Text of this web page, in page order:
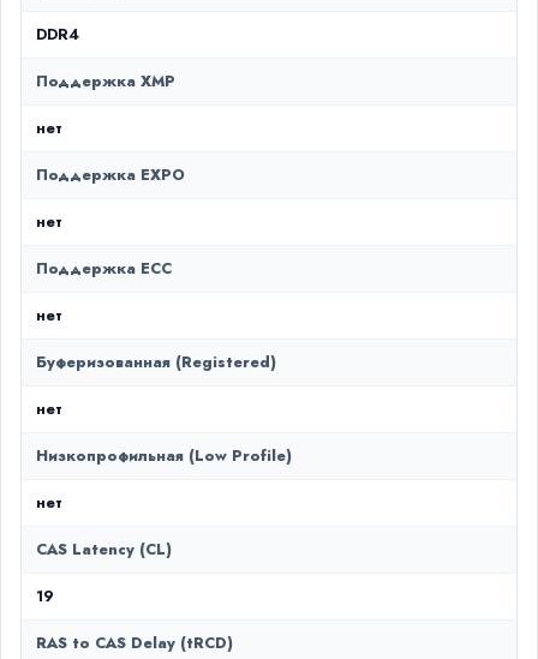
DDR4
Поддержка XMP
нет
Поддержка EXPO
нет
Поддержка ECC
нет
Буферизованная (Registered)
нет
Низкопрофильная (Low Profile)
нет
CAS Latency (CL)
19
RAS to CAS Delay (tRCD)